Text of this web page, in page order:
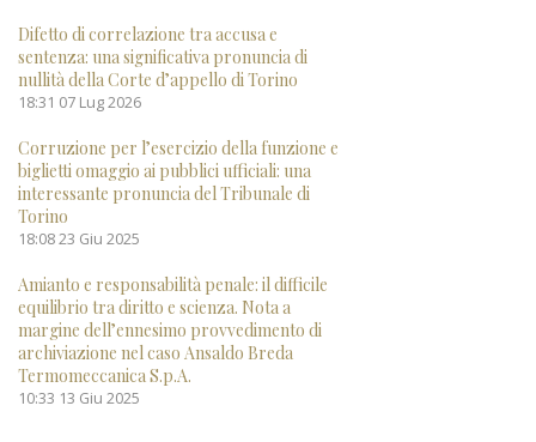
Difetto di correlazione tra accusa e
sentenza: una significativa pronuncia di
nullità della Corte d’appello di Torino
18:31 07 Lug 2026
Corruzione per l’esercizio della funzione e
biglietti omaggio ai pubblici ufficiali: una
interessante pronuncia del Tribunale di
Torino
18:08 23 Giu 2025
Amianto e responsabilità penale: il difficile
equilibrio tra diritto e scienza. Nota a
margine dell’ennesimo provvedimento di
archiviazione nel caso Ansaldo Breda
Termomeccanica S.p.A.
10:33 13 Giu 2025